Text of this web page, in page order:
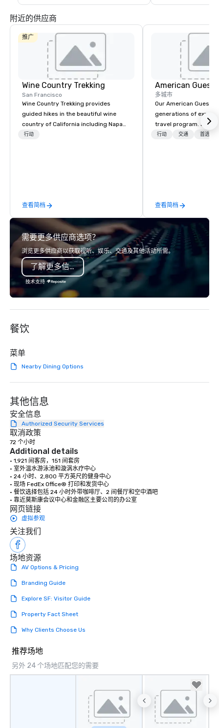
附近的供应商
推广
Wine Country Trekking
San Francisco
Wine Country Trekking provides
guided hikes in the beautiful wine
country of California including Napa
and Sonoma Valleys. These
day hikes we provide luxury self-
guided inn-to-in walking vacations
from the gateway City of San
Francisco to the California wine
country with a focus on superb hiking,
lodging, food and wine. We also have
a Monterey Bay Trek.
行动
查看简档
American Guest
多城市
Our American Guest
generations of
travel program. Since
mission has been to
management, we
if we were the client.
network of global
bring your vision to
passion, an
American hospitality,
行动 交通 首选工
查看简档
需要更多供应商选项？
浏览更多供应商以获取视听、娱乐、交通及其他活动所需。
了解更多信息
技术支持
餐饮
菜单
Nearby Dining Options
其他信息
安全信息
Authorized Security Services
取消政策
72 个小时
Additional details
• 1,921 间客房，151 间套房
• 室外温水游泳池和漩涡水疗中心
• 24 小时、2,800 平方英尺的健身中心
• 现场 FedEx Office® 打印和发货中心
• 餐饮选择包括 24 小时外带咖啡厅、2 间餐厅和空中酒吧
• 靠近莫斯康会议中心和金融区主要公司的办公室
网页链接
虚拟参观
关注我们
场地资源
AV Options & Pricing
Branding Guide
Explore SF: Visitor Guide
Property Fact Sheet
Why Clients Choose Us
推荐场地
另外 24 个场地匹配您的需要